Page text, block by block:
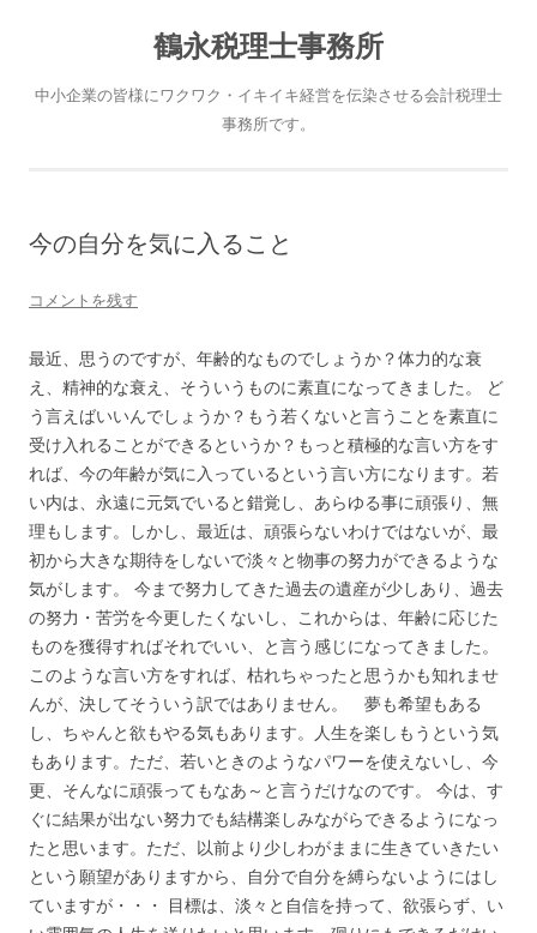
鶴永税理士事務所
中小企業の皆様にワクワク・イキイキ経営を伝染させる会計税理士
事務所です。
今の自分を気に入ること
コメントを残す
最近、思うのですが、年齢的なものでしょうか？体力的な衰
え、精神的な衰え、そういうものに素直になってきました。 ど
う言えばいいんでしょうか？もう若くないと言うことを素直に
受け入れることができるというか？もっと積極的な言い方をす
れば、今の年齢が気に入っているという言い方になります。若
い内は、永遠に元気でいると錯覚し、あらゆる事に頑張り、無
理もします。しかし、最近は、頑張らないわけではないが、最
初から大きな期待をしないで淡々と物事の努力ができるような
気がします。 今まで努力してきた過去の遺産が少しあり、過去
の努力・苦労を今更したくないし、これからは、年齢に応じた
ものを獲得すればそれでいい、と言う感じになってきました。
このような言い方をすれば、枯れちゃったと思うかも知れませ
んが、決してそういう訳ではありません。 夢も希望もある
し、ちゃんと欲もやる気もあります。人生を楽しもうという気
もあります。ただ、若いときのようなパワーを使えないし、今
更、そんなに頑張ってもなあ～と言うだけなのです。 今は、す
ぐに結果が出ない努力でも結構楽しみながらできるようになっ
たと思います。ただ、以前より少しわがままに生きていきたい
という願望がありますから、自分で自分を縛らないようにはし
ていますが・・・ 目標は、淡々と自信を持って、欲張らず、い